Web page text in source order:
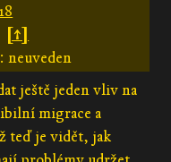
[↑]
neuveden
ještě jeden vliv na
migrace a
teď je vidět, jak